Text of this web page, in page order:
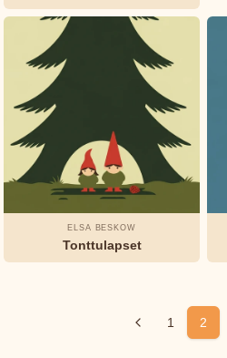
ELSA BESKOW
Tonttulapset
1 2